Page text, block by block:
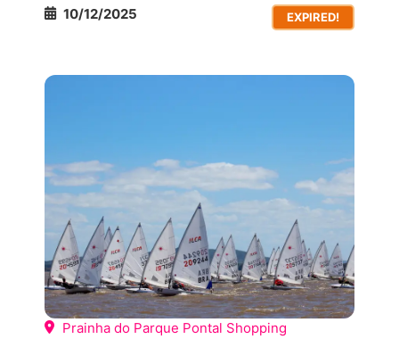
10/12/2025 EXPIRED!
Prainha do Parque Pontal Shopping